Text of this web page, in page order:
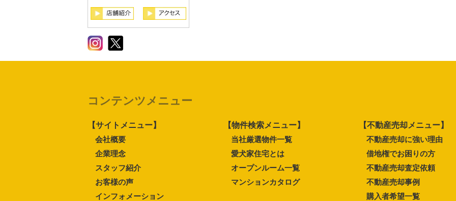
コンテンツメニュー
【サイトメニュー】
会社概要
企業理念
スタッフ紹介
お客様の声
インフォメーション
【物件検索メニュー】
当社厳選物件一覧
愛犬家住宅とは
オープンルーム一覧
マンションカタログ
【不動産売却メニュー】
不動産売却に強い理由
借地権でお困りの方
不動産売却査定依頼
不動産売却事例
購入者希望一覧